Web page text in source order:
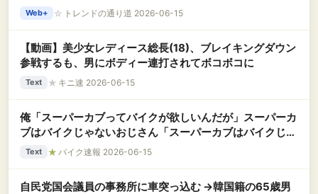
らの助けて・いつもじり貧・弾がなくてもギリギリ行ける
Web+ ☆ トレンドの通り道 2026-06-15
【動画】美少女レディース総長(18)、ブレイキングダウン
参戦するも、男にボディー連打されてボコボコに
Text ★ キニ速 2026-06-15
俺「スーパーカブってバイクが欲しいんだが」スーパーカ
ブはバイクじゃないおじさん「スーパーカブはバイクじゃ
ない」
Text ★ バイク速報 2026-06-15
自民党国会議員の事務所に車突っ込む →韓国籍の65歳男